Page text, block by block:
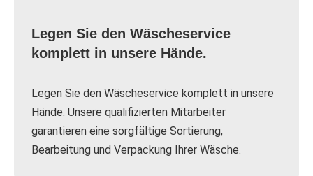
Legen Sie den Wäscheservice
komplett in unsere Hände.
Legen Sie den Wäscheservice komplett in unsere
Hände. Unsere qualifizierten Mitarbeiter
garantieren eine sorgfältige Sortierung,
Bearbeitung und Verpackung Ihrer Wäsche.